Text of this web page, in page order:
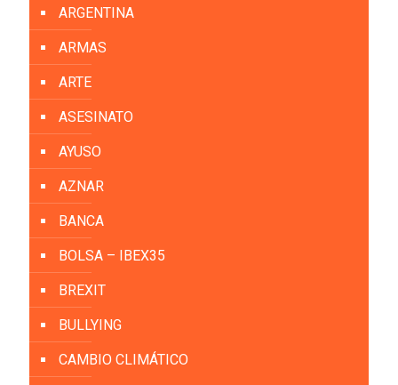
ARGENTINA
ARMAS
ARTE
ASESINATO
AYUSO
AZNAR
BANCA
BOLSA – IBEX35
BREXIT
BULLYING
CAMBIO CLIMÁTICO